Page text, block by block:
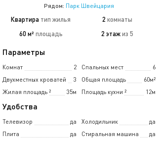
Рядом: Парк Швейцария
Квартира тип жилья 2 комнаты
60 м² площадь 2 этажиз 5
Параметры
Комнат 2 Спальных мест
6
Двухместных кроватей
3 Общая площадь
60м²
Жилая площадь
35м
² Площадь кухни 12м
²
Удобства
Телевизор да Холодильник
да
Плита
да Стиральная машина
да